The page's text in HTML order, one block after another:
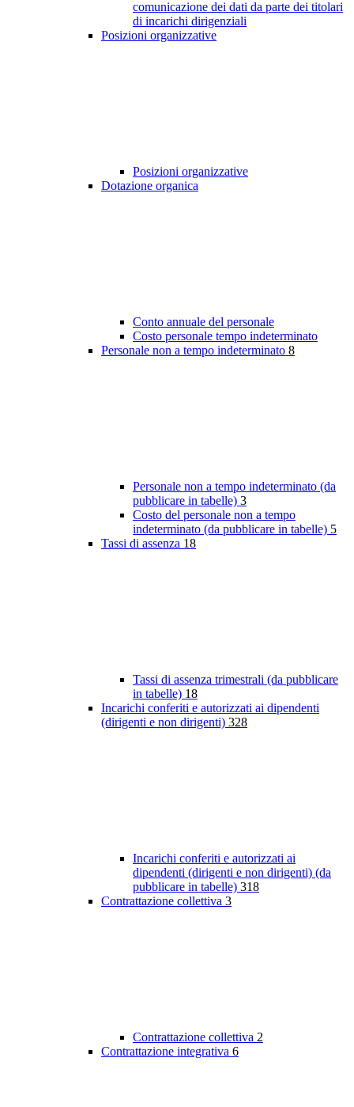
comunicazione dei dati da parte dei titolari
di incarichi dirigenziali
Posizioni organizzative
Posizioni organizzative
Dotazione organica
Conto annuale del personale
Costo personale tempo indeterminato
Personale non a tempo indeterminato 8
Personale non a tempo indeterminato (da
pubblicare in tabelle) 3
Costo del personale non a tempo
indeterminato (da pubblicare in tabelle) 5
Tassi di assenza 18
Tassi di assenza trimestrali (da pubblicare
in tabelle) 18
Incarichi conferiti e autorizzati ai dipendenti
(dirigenti e non dirigenti) 328
Incarichi conferiti e autorizzati ai
dipendenti (dirigenti e non dirigenti) (da
pubblicare in tabelle) 318
Contrattazione collettiva 3
Contrattazione collettiva 2
Contrattazione integrativa 6